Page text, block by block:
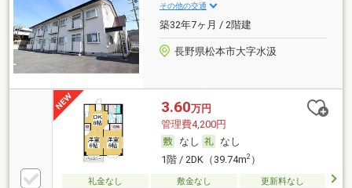
その他の交通
築32年7ヶ月 / 2階建
長野県松本市大字水汲
3.60万円
管理費4,200円
なし
なし
1階 / 2DK（39.74m2）
礼金なし 敷金なし
更新料なし